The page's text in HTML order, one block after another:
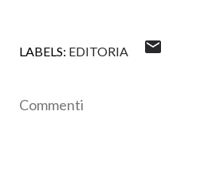
LABELS: EDITORIA
Commenti